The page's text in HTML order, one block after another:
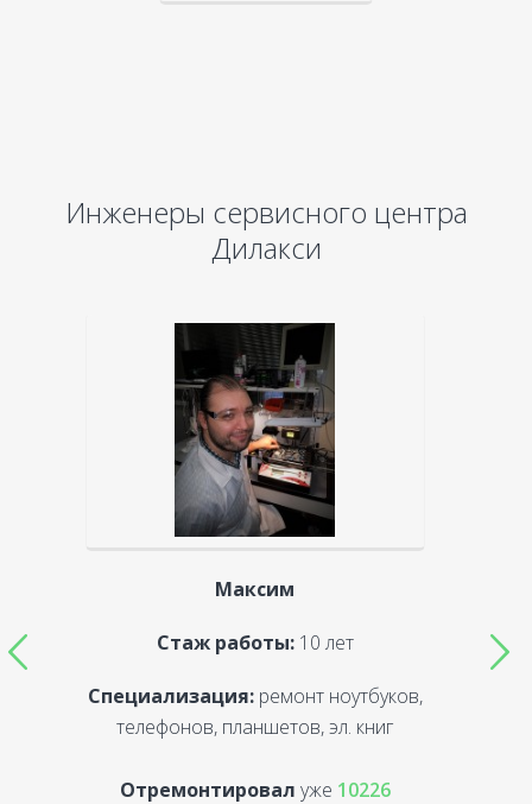
Инженеры сервисного центра
Дилакси
Максим
Стаж работы:10 лет
Специализация:ремонт ноутбуков,
телефонов, планшетов, эл. книг
Отремонтировал уже 10226